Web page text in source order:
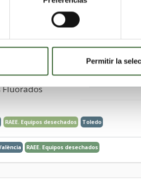
Permitir la
Gases
con
peligrosos
(DI),
Fluorados
RAEE. Equipos desechados Toledo
RAEE. Equipos desechados